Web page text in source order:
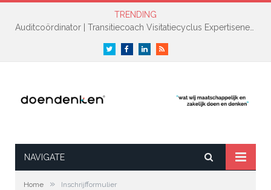
TRENDING
Auditcoördinator | Transitiecoach Visitatiecyclus Expertisenetwerk NAH +
Twitter FacebookLinkedInRSS
NAVIGATE
Home » Inschrijfformulier